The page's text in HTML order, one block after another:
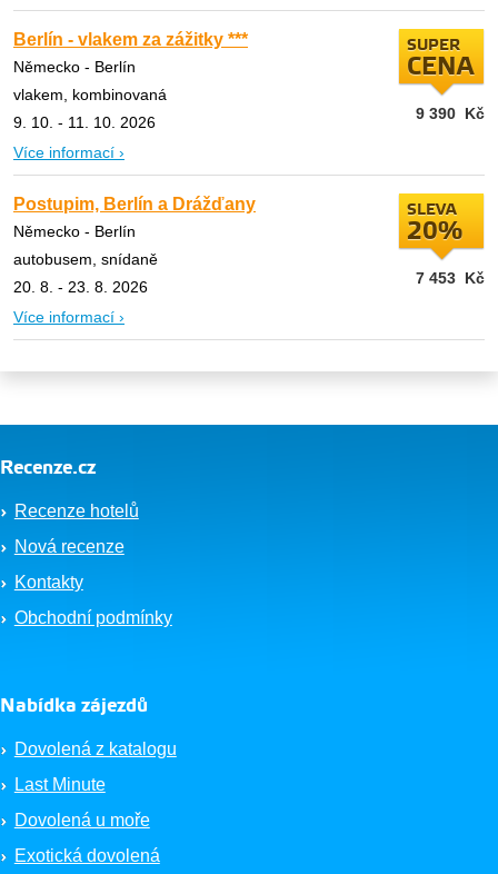
Berlín - vlakem za zážitky ***
Německo - Berlín
vlakem, kombinovaná
9. 10. - 11. 10. 2026
Více informací ›
SUPER
CENA
9 390 Kč
Postupim, Berlín a Drážďany
Německo - Berlín
autobusem, snídaně
20. 8. - 23. 8. 2026
Více informací ›
SLEVA
20%
7 453 Kč
Recenze.cz
Recenze hotelů
Nová recenze
Kontakty
Obchodní podmínky
Nabídka zájezdů
Dovolená z katalogu
Last Minute
Dovolená u moře
Exotická dovolená